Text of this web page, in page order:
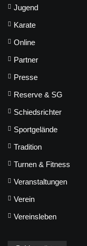
Jugend
Karate
Online
Partner
Presse
Reserve & SG
Schiedsrichter
Sportgelände
Tradition
Turnen & Fitness
Veranstaltungen
Verein
Vereinsleben